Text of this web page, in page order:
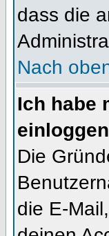
dass die
Nach
Ich habe
Die
die E-